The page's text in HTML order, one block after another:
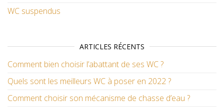
WC suspendus
ARTICLES RÉCENTS
Comment bien choisir l’abattant de ses WC ?
Quels sont les meilleurs WC à poser en 2022 ?
Comment choisir son mécanisme de chasse d’eau ?